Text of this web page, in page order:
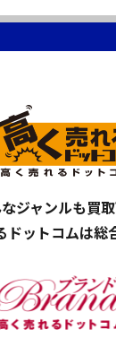
ジャンルも買
ドットコムは総